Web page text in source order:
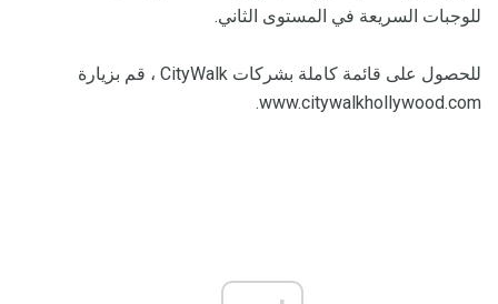
للوجبات السريعة في المستوى الثاني.
للحصول على قائمة كاملة بشركات CityWalk ، قم بزيارة
www.citywalkhollywood.com.